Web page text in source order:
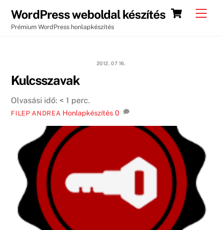
content
Cart
WordPress weboldal készítés
Prémium WordPress honlapkészítés
2012. 07 16.
Kulcsszavak
Olvasási idő: < 1 perc.
FILEP ANDREA Honlapkészítés 0